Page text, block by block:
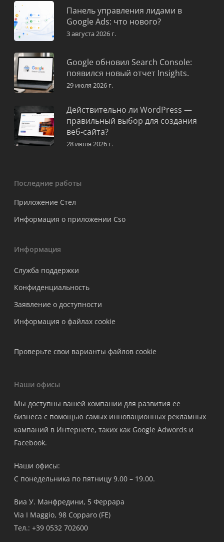
Панель управления лидами в
Google Ads: что нового?
3 августа 2026 г.
Google обновил Search Console:
появился новый отчет Insights.
29 июля 2026 г.
Действительно ли WordPress —
правильный выбор для создания
веб-сайта?
28 июля 2026 г.
Последние работы
Приложение Стел
Информация о приложении Cso
Информация
Служба поддержки
Конфиденциальность
Заявление о доступности
Информация о файлах cookie
Проверьте свои варианты файлов cookie
Наши офисы
Мы доступны вашей компании для развития ее
бизнеса с помощью самых инновационных рекламных
кампаний в Интернете, таких как Google Adwords и
Facebook.
Наши офисы:
С понедельника по пятницу 9.00 – 19.00.
Виа У. Манфредини, 5 Феррара
Via I Maggio, 98 Copparo (FE)
Тел.: +39 0532 702600